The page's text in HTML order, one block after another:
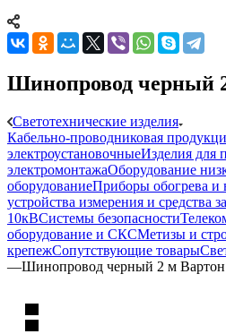
Шинопровод черный
Светотехнические изделия
Кабельно-проводниковая
электроустановочныеИзделия для
электромонтажаОборудование
оборудованиеПриборы обогрева и
устройства измерения и средства
10кВСистемы безопасности
оборудование и СКСМетизы и
крепежСопутствующие товары
—Шинопровод черный 2 м Вартон